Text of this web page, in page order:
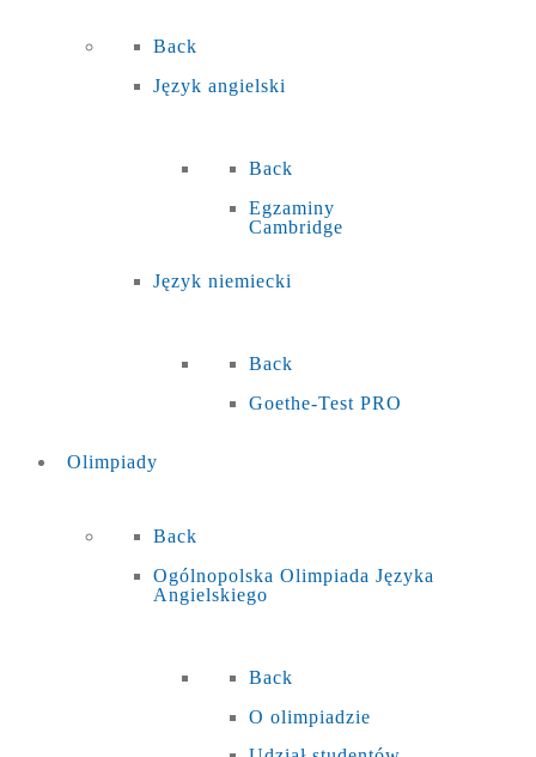
Back
Język angielski
Back
Egzaminy
Cambridge
Język niemiecki
Back
Goethe-Test PRO
Olimpiady
Back
Ogólnopolska Olimpiada Języka
Angielskiego
Back
O olimpiadzie